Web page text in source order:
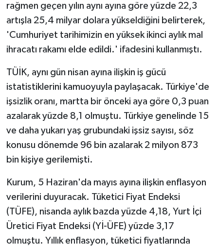
rağmen geçen yılın aynı ayına göre yüzde 22,3
artışla 25,4 milyar dolara yükseldiğini belirterek,
'Cumhuriyet tarihimizin en yüksek ikinci aylık mal
ihracatı rakamı elde edildi.' ifadesini kullanmıştı.
TÜİK, aynı gün nisan ayına ilişkin iş gücü
istatistiklerini kamuoyuyla paylaşacak. Türkiye'de
işsizlik oranı, martta bir önceki aya göre 0,3 puan
azalarak yüzde 8,1 olmuştu. Türkiye genelinde 15
ve daha yukarı yaş grubundaki işsiz sayısı, söz
konusu dönemde 96 bin azalarak 2 milyon 873
bin kişiye gerilemişti.
Kurum, 5 Haziran'da mayıs ayına ilişkin enflasyon
verilerini duyuracak. Tüketici Fiyat Endeksi
(TÜFE), nisanda aylık bazda yüzde 4,18, Yurt İçi
Üretici Fiyat Endeksi (Yİ-ÜFE) yüzde 3,17
olmuştu. Yıllık enflasyon, tüketici fiyatlarında